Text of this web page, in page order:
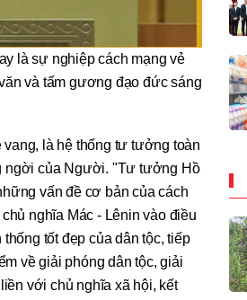
là sự nghiệp cách mạng vẻ
và tấm gương đạo đức sáng
là hệ thống tư tưởng toàn
ngời của Người. "Tư tưởng Hồ
vấn đề cơ bản của cách
nghĩa Mác - Lênin vào điều
tốt đẹp của dân tộc, tiếp
về giải phóng dân tộc, giải
với chủ nghĩa xã hội, kết